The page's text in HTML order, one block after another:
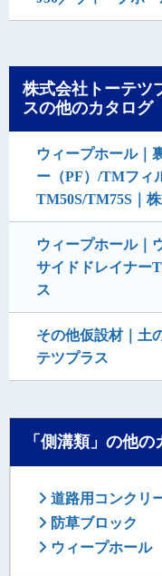
株式会社トーテツ
スの他のカタログ
ウィープホール｜
ー（PF）/TMフィ
TM50S/TM75S｜
ウィープホール｜
サイドドレイナー
ス
その他仮設材｜土
テツプラス
「側溝類」の他の
道路用コンクリ
防草ブロック
ウィープホール